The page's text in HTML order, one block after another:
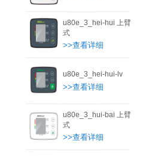
u80e_3_hei-hui 上臂
式
>>查看详细
u80e_3_hei-hui-lv
>>查看详细
u80e_3_hui-bai 上臂
式
>>查看详细